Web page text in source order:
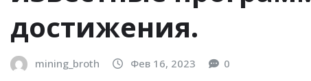
достижения.
mining_broth Фев 16, 2023 0